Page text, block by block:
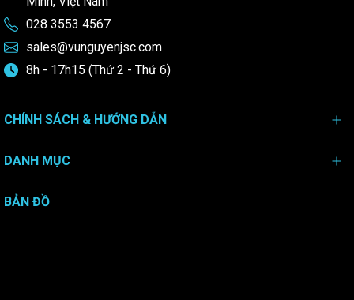
028 3553 4567
sales@vunguyenjsc.com
8h - 17h15 (Thứ 2 - Thứ 6)
CHÍNH SÁCH & HƯỚNG DẪN
DANH MỤC
BẢN ĐỒ